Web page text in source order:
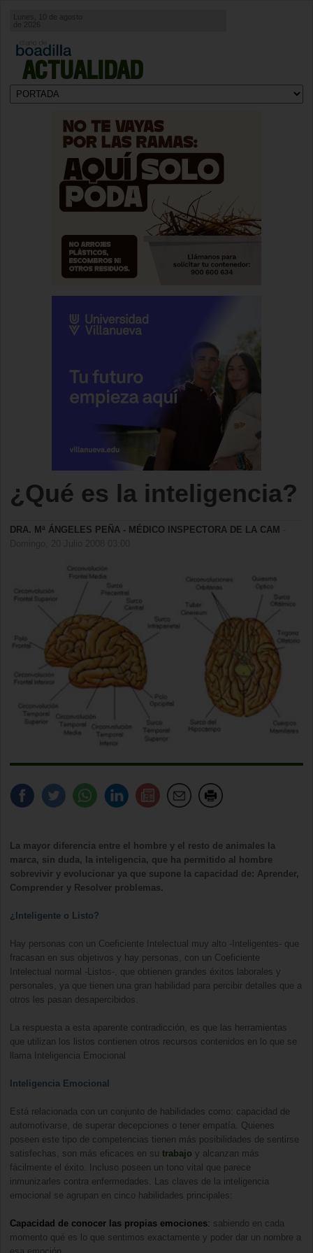
ACTUALIDAD
Lunes, 10 de agosto
¿Qué es la inteligencia?
DRA. Mª ÁNGELES PEÑA - MÉDICO INSPECTORA DE LA CAM
La mayor diferencia entre el hombre y el resto de animales la
marca, sin duda, la inteligencia, que ha permitido al hombre
sobrevivir y evolucionar ya que supone la capacidad de: Aprender,
Comprender y Resolver problemas.
¿Inteligente o Listo?
Hay personas con un Coeficiente Intelectual muy alto -Inteligentes- que
fracasan en sus objetivos y hay personas, con un Coeficiente
Intelectual normal -Listos-, que obtienen grandes éxitos laborales y
personales, ya que tienen una gran habilidad para percibir detalles que a
otros les pasan desapercibidos.
La respuesta a esta aparente contradicción, es que las herramientas
que utilizan los listos contienen otros recursos contenidos en lo que se
llama Inteligencia Emocional
Inteligencia Emocional
Está relacionada con un conjunto de habilidades como: capacidad de
automotivarse, de superar decepciones o tener empatía. Quienes
poseen este tipo de competencias tienen más posibilidades de sentirse
satisfechas, son más eficaces en su trabajo y alcanzan más
fácilmente el éxito. Incluso poseen un tono vital que parece
inmunizarles contra enfermedades. Las claves de la inteligencia
emocional se agrupan en cinco habilidades principales:
Capacidad de conocer las propias emociones: sabiendo en cada
momento qué es lo que sentimos exactamente y poder dar un nombre a